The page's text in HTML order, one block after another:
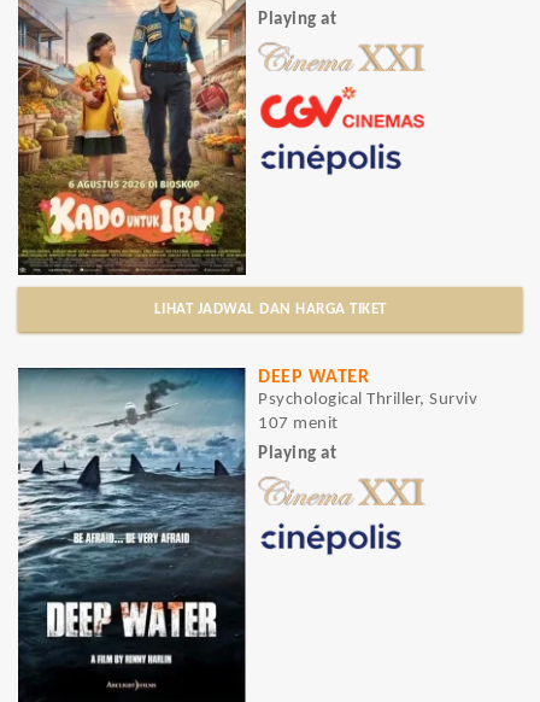
Playing at
LIHAT JADWAL DAN HARGA TIKET
DEEP WATER
Psychological Thriller, Surviv
107 menit
Playing at